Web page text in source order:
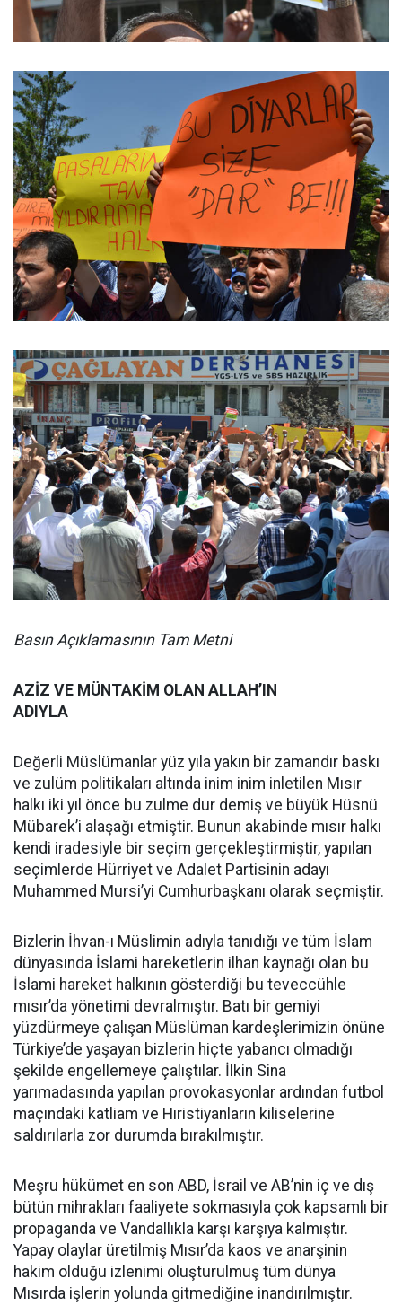
Basın Açıklamasının Tam Metni
AZİZ VE MÜNTAKİM OLAN ALLAH’IN
ADIYLA
Değerli Müslümanlar yüz yıla yakın bir zamandır baskı
ve zulüm politikaları altında inim inim inletilen Mısır
halkı iki yıl önce bu zulme dur demiş ve büyük Hüsnü
Mübarek’i alaşağı etmiştir. Bunun akabinde mısır halkı
kendi iradesiyle bir seçim gerçekleştirmiştir, yapılan
seçimlerde Hürriyet ve Adalet Partisinin adayı
Muhammed Mursi’yi Cumhurbaşkanı olarak seçmiştir.
Bizlerin İhvan-ı Müslimin adıyla tanıdığı ve tüm İslam
dünyasında İslami hareketlerin ilhan kaynağı olan bu
İslami hareket halkının gösterdiği bu teveccühle
mısır’da yönetimi devralmıştır. Batı bir gemiyi
yüzdürmeye çalışan Müslüman kardeşlerimizin önüne
Türkiye’de yaşayan bizlerin hiçte yabancı olmadığı
şekilde engellemeye çalıştılar. İlkin Sina
yarımadasında yapılan provokasyonlar ardından futbol
maçındaki katliam ve Hıristiyanların kiliselerine
saldırılarla zor durumda bırakılmıştır.
Meşru hükümet en son ABD, İsrail ve AB’nin iç ve dış
bütün mihrakları faaliyete sokmasıyla çok kapsamlı bir
propaganda ve Vandallıkla karşı karşıya kalmıştır.
Yapay olaylar üretilmiş Mısır’da kaos ve anarşinin
hakim olduğu izlenimi oluşturulmuş tüm dünya
Mısırda işlerin yolunda gitmediğine inandırılmıştır.